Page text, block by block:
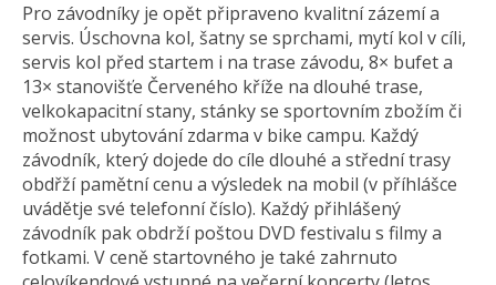
Pro závodníky je opět připraveno kvalitní zázemí a
servis. Úschovna kol, šatny se sprchami, mytí kol v cíli,
servis kol před startem i na trase závodu, 8× bufet a
13× stanovišťe Červeného kříže na dlouhé trase,
velkokapacitní stany, stánky se sportovním zbožím či
možnost ubytování zdarma v bike campu. Každý
závodník, který dojede do cíle dlouhé a střední trasy
obdřží pamětní cenu a výsledek na mobil (v příhlášce
uvádětje své telefonní číslo). Každý přihlášený
závodník pak obdrží poštou DVD festivalu s filmy a
fotkami. V ceně startovného je také zahrnuto